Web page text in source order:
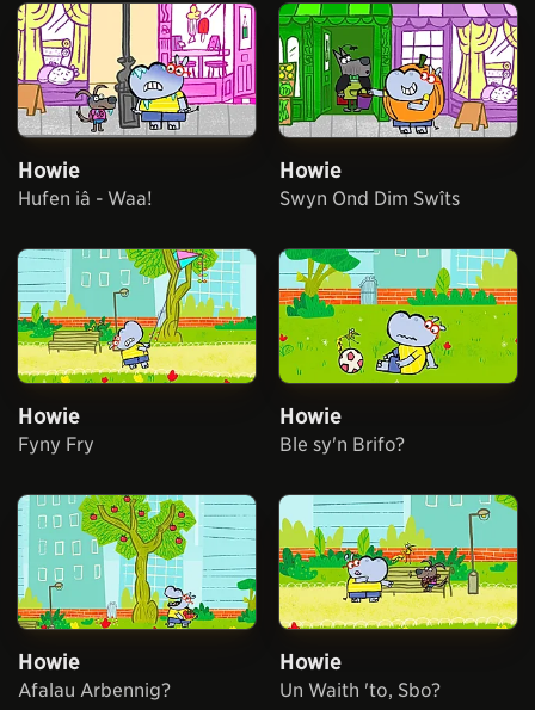
Howie
Hufen iâ - Waa!
Howie
Swyn Ond Dim Swîts
Howie
Fyny Fry
Howie
Ble sy'n Brifo?
Howie
Afalau Arbennig?
Howie
Un Waith 'to, Sbo?